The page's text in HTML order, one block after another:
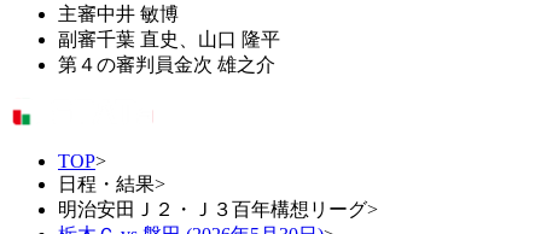
主審中井 敏博
副審千葉 直史、山口 隆平
第４の審判員金次 雄之介
TOP>
日程・結果>
明治安田Ｊ２・Ｊ３百年構想リーグ>